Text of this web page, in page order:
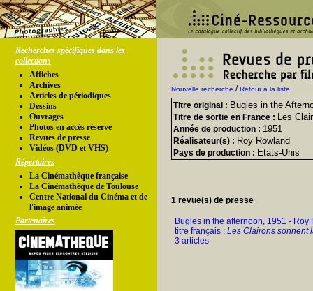
Recherches spécifiques dans les
collections
Affiches
Archives
Articles de périodiques
Dessins
Ouvrages
Photos en accés réservé
Revues de presse
Vidéos (DVD et VHS)
Répertoires
La Cinémathèque française
La Cinémathèque de Toulouse
Centre National du Cinéma et de
l'image animée
Partenaires
Nouvelle recherche /Retour à la liste
Titre original : Bugles in the
Titre de sortie en France : Les
Année de production : 1951
Réalisateur(s) : Roy Rowland
Pays de production : Etats-Unis
1 revue(s) de presse
Bugles in the afternoon, 1951 - Roy
titre français : Les Clairons sonnent
3 articles